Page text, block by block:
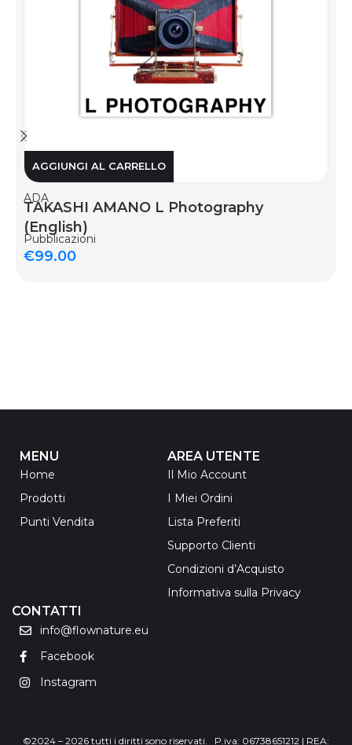
AGGIUNGI AL CARRELLO
ADA
TAKASHI AMANO L Photography
(English)
Pubblicazioni
€99.00
CONTATTI
info@flownature.eu
Facebook
Instagram
MENU
Home
Prodotti
Punti Vendita
AREA UTENTE
Il Mio Account
I Miei Ordini
Lista Preferiti
Supporto Clienti
Condizioni d’Acquisto
Informativa sulla Privacy
©2024 – 2026 tutti i diritti sono riservati. P.iva: 06738651212 | REA: